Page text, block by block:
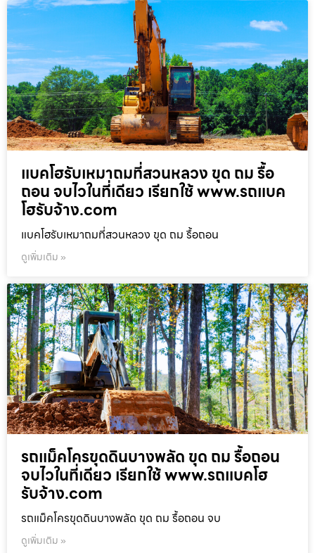
แบคโฮรับเหมาถมที่สวนหลวง ขุด ถม รื้อ
ถอน จบไวในที่เดียว เรียกใช้ www.รถแบค
โฮรับจ้าง.com
แบคโฮรับเหมาถมที่สวนหลวง ขุด ถม รื้อถอน
ดูเพิ่มเติม »
รถแม็คโครขุดดินบางพลัด ขุด ถม รื้อถอน
จบไวในที่เดียว เรียกใช้ www.รถแบคโฮ
รับจ้าง.com
รถแม็คโครขุดดินบางพลัด ขุด ถม รื้อถอน จบ
ดูเพิ่มเติม »